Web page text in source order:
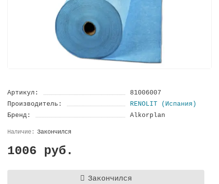
Артикул:
81006007
Производитель:
RENOLIT (Испания)
Бренд:
Alkorplan
Закончился
1006 руб.
Закончился